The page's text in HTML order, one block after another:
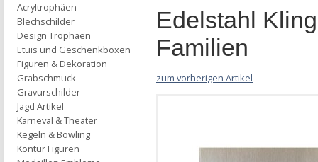
Edelstahl
Familien
zum vorherigen Artikel
Acryltrophäen
Blechschilder
Design Trophäen
Etuis und Geschenkboxen
Figuren & Dekoration
Grabschmuck
Gravurschilder
Jagd Artikel
Karneval & Theater
Kegeln & Bowling
Kontur Figuren